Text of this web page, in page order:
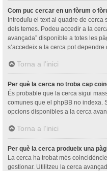
Com puc cercar en un fòrum o
Introduïu el text al quadre de cerca
dels temes. Podeu accedir a la
avançada” disponible a totes les
s’accedeix a la cerca pot dependre
Torna a l’inici
Per què la cerca no troba cap
És probable que la cerca sigui
comunes que el phpBB no indexa.
opcions disponibles a la cerca
Torna a l’inici
Per què la cerca produeix una
La cerca ha trobat més
gestionar. Utilitzeu la cerca